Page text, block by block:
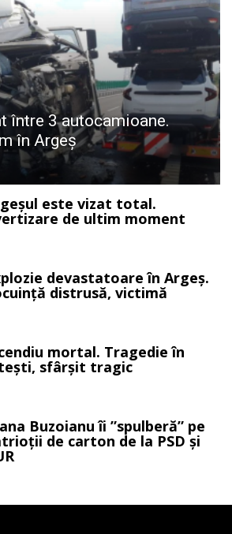
între 3 autocamioane.
în Argeș
este vizat total.
de ultim moment
devastatoare în Argeș.
distrusă, victimă
mortal. Tragedie în
sfârșit tragic
Buzoianu îi ”spulberă” pe
de carton de la PSD și